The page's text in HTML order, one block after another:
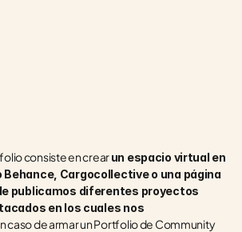
consiste en crear un espacio virtual en
Cargocollective o una página
publicamos diferentes proyectos
en los cuales nos
caso de armar un Portfolio de Community